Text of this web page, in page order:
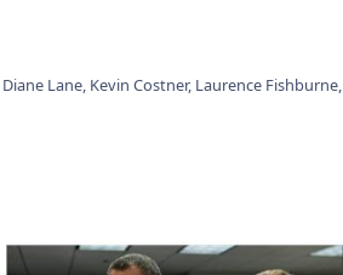
Diane Lane, Kevin Costner, Laurence Fishburne,